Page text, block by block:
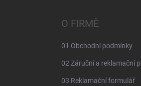
O FIRMĚ
01 Obchodní podmínky
02 Záruční a reklamační
03 Reklamační formulář